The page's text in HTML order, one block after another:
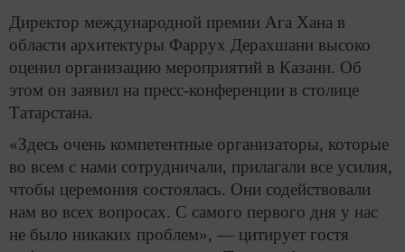
Директор международной премии Ага Хана в
области архитектуры Фаррух Дерахшани высоко
оценил организацию мероприятий в Казани. Об
этом он заявил на пресс-конференции в столице
Татарстана.
«Здесь очень компетентные организаторы, которые
во всем с нами сотрудничали, прилагали все усилия,
чтобы церемония состоялась. Они содействовали
нам во всех вопросах. С самого первого дня у нас
не было никаких проблем», — цитирует гостя